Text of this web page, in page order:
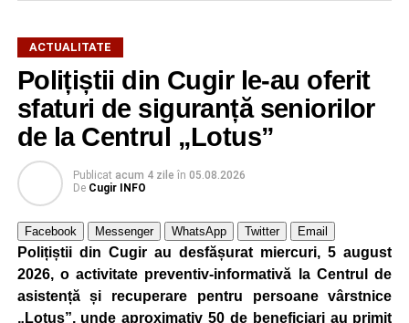
El a mărturisit totodată că a avut șansa să lucreze cu Elon
Musk, fondatorul Tesla, SpaceX și xAI.
Dr. ing. Alexandru Jittu: Lucrul acesta mi-a adus
întotdeuna succes
„Nu am lucrat niciodată pentru guverne. În România am
lucrat la Uzina Mecanică Cugir care era întreprindere de
stat, însă în SUA sau în Canada, nu, doar în firme private
și aici bugetele sunt ale firmelor. Foarte mulți dintre
președinții companiilor cu care am lucrat m-au apreciat
foarte mult pentru că eu nu am început niciodată un
proiect, o comandă, din ziua în care mi s-a dat, ci am
ACTUALITATE
Polițiștii din Cugir le-au oferit
sfaturi de siguranță seniorilor
de la Centrul „Lotus”
Publicat acum 4 zile în 05.08.2026
De Cugir INFO
Facebook Messenger WhatsApp Twitter Email
Polițiștii din Cugir au desfășurat miercuri, 5 august
2026, o activitate preventiv-informativă la Centrul de
asistență și recuperare pentru persoane vârstnice
„Lotus”, unde aproximativ 50 de beneficiari au primit